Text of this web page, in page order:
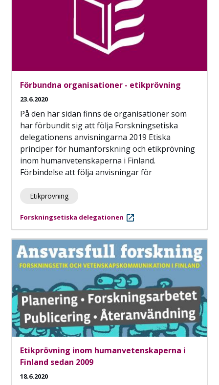
Förbundna organisationer - etikprövning
23.6.2020
På den här sidan finns de organisationer som
har förbundit sig att följa Forskningsetiska
delegationens anvisningarna 2019 Etiska
principer för humanforskning och etikprövning
inom humanvetenskaperna i Finland.
Förbindelse att följa anvisningar för
Etikprövning
Forskningsetiska delegationen
Etikprövning inom humanvetenskaperna i
Finland sedan 2009
18.6.2020